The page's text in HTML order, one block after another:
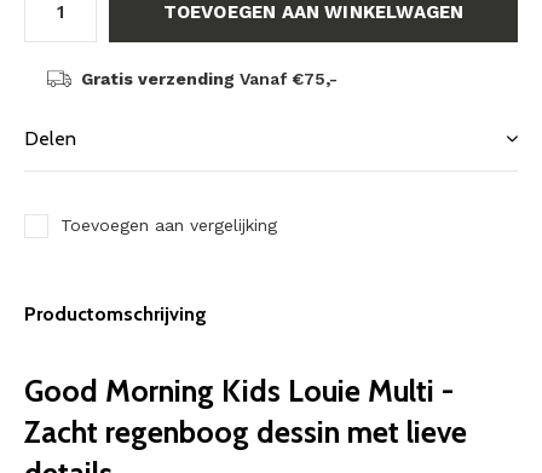
TOEVOEGEN AAN WINKELWAGEN
Gratis verzending Vanaf €75,-
Delen
Toevoegen aan vergelijking
Productomschrijving
Good Morning Kids Louie Multi -
Zacht regenboog dessin met lieve